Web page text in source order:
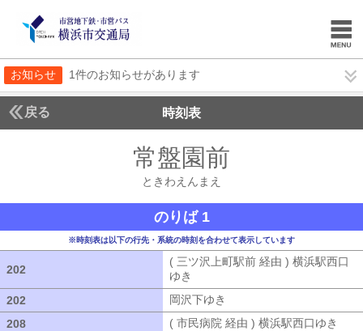
お知らせ 1件のお知らせがあります
戻る 時刻表
常盤園前
ときわえんまえ
のりば 1
※時刻表は以下の行先・系統の時刻を合わせて表示しています
202
( 三ツ沢上町駅前 経由 ) 横浜駅西口
ゆき
202
岡沢下ゆき
208
( 市民病院 経由 ) 横浜駅西口ゆき